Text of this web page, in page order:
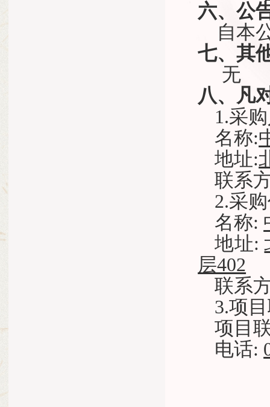
六、公
自本
七、其
无
八、凡
1.采
名称:
地址:
联系
2.采
名称:
地址:
层402
联系
3.项
项目
电话: